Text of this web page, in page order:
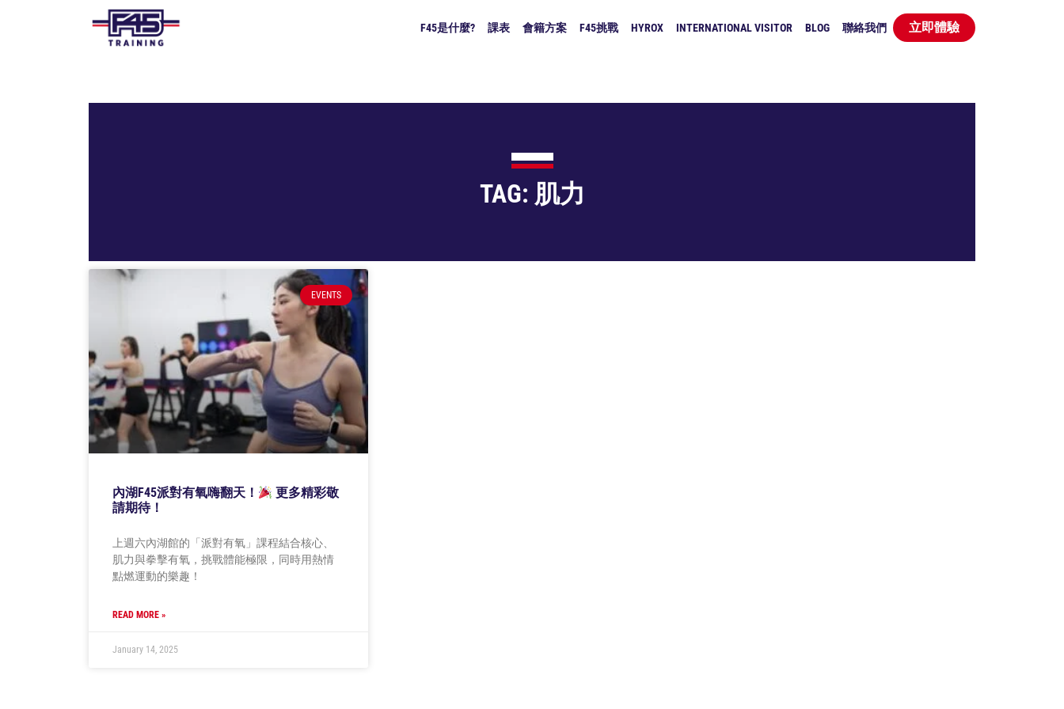
F45是什麼? 課表 會籍方案 F45挑戰 HYROX INTERNATIONAL VISITOR BLOG 聯絡我們 立即體驗
TAG: 肌力
EVENTS
內湖F45派對有氧嗨翻天！
更多精彩敬
請期待！
上週六內湖館的「派對有氧」課程結合核心、
肌力與拳擊有氧，挑戰體能極限，同時用熱情
點燃運動的樂趣！
READ MORE »
January 14, 2025